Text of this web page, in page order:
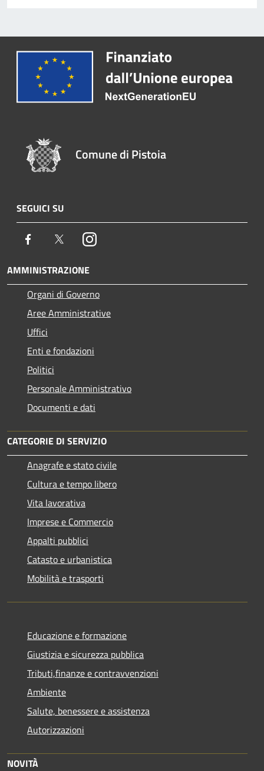
Comune di Pistoia
SEGUICI SU
Facebook TwitterInstagram
AMMINISTRAZIONE
Organi di Governo
Aree Amministrative
Uffici
Enti e fondazioni
Politici
Personale Amministrativo
Documenti e dati
CATEGORIE DI SERVIZIO
Anagrafe e stato civile
Cultura e tempo libero
Vita lavorativa
Imprese e Commercio
Appalti pubblici
Catasto e urbanistica
Mobilità e trasporti
Educazione e formazione
Giustizia e sicurezza pubblica
Tributi,finanze e contravvenzioni
Ambiente
Salute, benessere e assistenza
Autorizzazioni
NOVITÀ